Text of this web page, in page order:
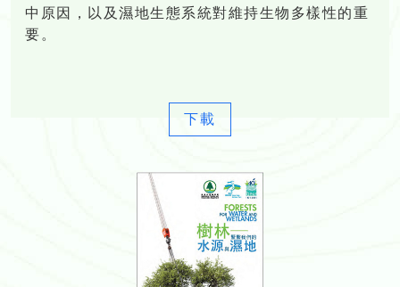
中原因，以及濕地生態系統對維持生物多樣性的重
要。
下載